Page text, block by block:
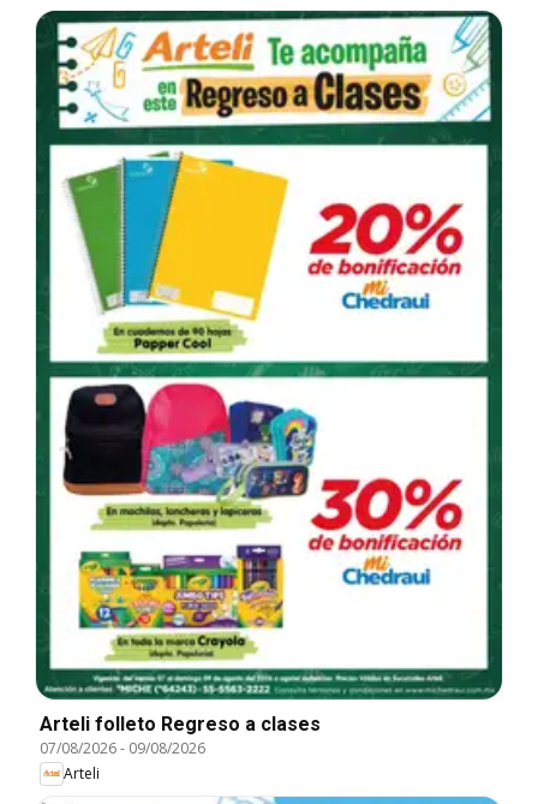
Arteli folleto Regreso a clases
07/08/2026- 09/08/2026
Arteli